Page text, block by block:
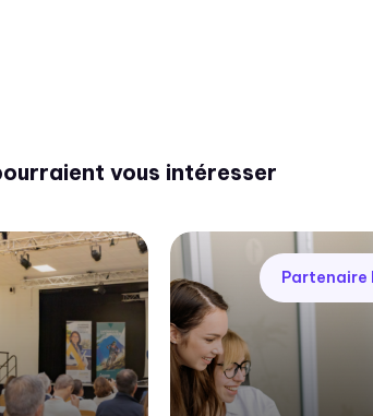
vous intéresser
Partenaire